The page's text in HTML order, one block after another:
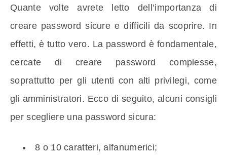
Quante volte avrete letto dell’importanza di
creare password sicure e difficili da scoprire. In
effetti, è tutto vero. La password è fondamentale,
cercate di creare password complesse,
soprattutto per gli utenti con alti privilegi, come
gli amministratori. Ecco di seguito, alcuni consigli
per scegliere una password sicura:
8 o 10 caratteri, alfanumerici;